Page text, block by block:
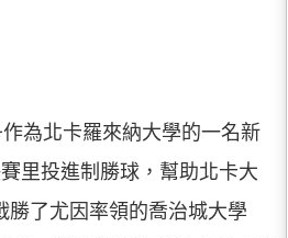
為北卡羅來納大學的一名新
里投進制勝球，幫助北卡大
勝了尤因率領的喬治城大學